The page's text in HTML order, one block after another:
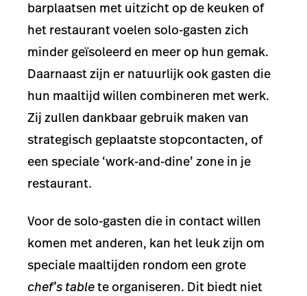
barplaatsen met uitzicht op de keuken of
het restaurant voelen solo-gasten zich
minder geïsoleerd en meer op hun gemak.
Daarnaast zijn er natuurlijk ook gasten die
hun maaltijd willen combineren met werk.
Zij zullen dankbaar gebruik maken van
strategisch geplaatste stopcontacten, of
een speciale ‘work-and-dine’ zone in je
restaurant.
Voor de solo-gasten die in contact willen
komen met anderen, kan het leuk zijn om
speciale maaltijden rondom een grote
chef’s tablete organiseren. Dit biedt niet